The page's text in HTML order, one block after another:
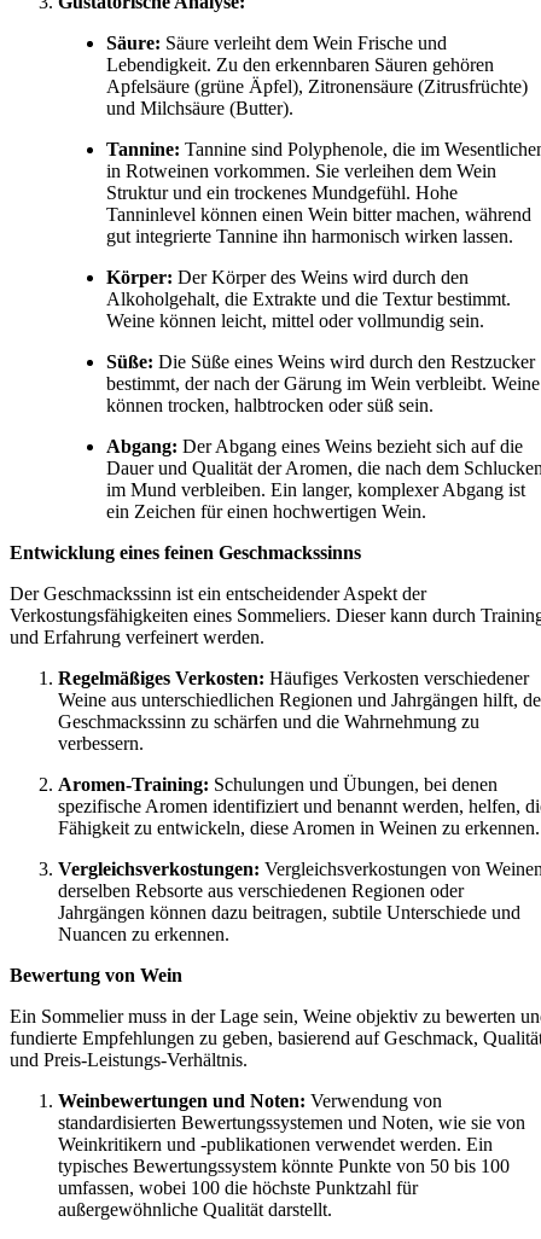
Säure: Säure verleiht dem Wein Frische und
Lebendigkeit. Zu den erkennbaren Säuren gehören
Apfelsäure (grüne Äpfel), Zitronensäure (Zitrusfrüchte)
und Milchsäure (Butter).
Tannine: Tannine sind Polyphenole, die im
in Rotweinen vorkommen. Sie verleihen dem Wein
Struktur und ein trockenes Mundgefühl. Hohe
Tanninlevel können einen Wein bitter machen, während
gut integrierte Tannine ihn harmonisch wirken lassen.
Körper: Der Körper des Weins wird durch den
Alkoholgehalt, die Extrakte und die Textur bestimmt.
Weine können leicht, mittel oder vollmundig sein.
Süße: Die Süße eines Weins wird durch den Restzucker
bestimmt, der nach der Gärung im Wein verbleibt. Weine
können trocken, halbtrocken oder süß sein.
Abgang: Der Abgang eines Weins bezieht sich auf die
Dauer und Qualität der Aromen, die nach dem
im Mund verbleiben. Ein langer, komplexer Abgang ist
ein Zeichen für einen hochwertigen Wein.
Entwicklung eines feinen Geschmackssinns
Der Geschmackssinn ist ein entscheidender Aspekt der
Verkostungsfähigkeiten eines Sommeliers. Dieser kann durch
und Erfahrung verfeinert werden.
Regelmäßiges Verkosten: Häufiges Verkosten verschiedener
Weine aus unterschiedlichen Regionen und Jahrgängen hilft,
Geschmackssinn zu schärfen und die Wahrnehmung zu
verbessern.
Aromen-Training: Schulungen und Übungen, bei denen
spezifische Aromen identifiziert und benannt werden, helfen,
Fähigkeit zu entwickeln, diese Aromen in Weinen zu erkennen.
Vergleichsverkostungen: Vergleichsverkostungen von
derselben Rebsorte aus verschiedenen Regionen oder
Jahrgängen können dazu beitragen, subtile Unterschiede und
Nuancen zu erkennen.
Bewertung von Wein
Ein Sommelier muss in der Lage sein, Weine objektiv zu bewerten
fundierte Empfehlungen zu geben, basierend auf Geschmack,
und Preis-Leistungs-Verhältnis.
Weinbewertungen und Noten: Verwendung von
standardisierten Bewertungssystemen und Noten, wie sie von
Weinkritikern und -publikationen verwendet werden. Ein
typisches Bewertungssystem könnte Punkte von 50 bis 100
umfassen, wobei 100 die höchste Punktzahl für
außergewöhnliche Qualität darstellt.